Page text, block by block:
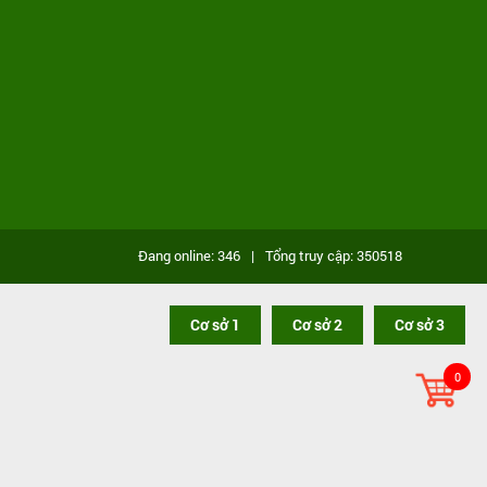
Đang online: 346 | Tổng truy cập: 350518
Cơ sở 1 Cơ sở 2 Cơ sở 3
0